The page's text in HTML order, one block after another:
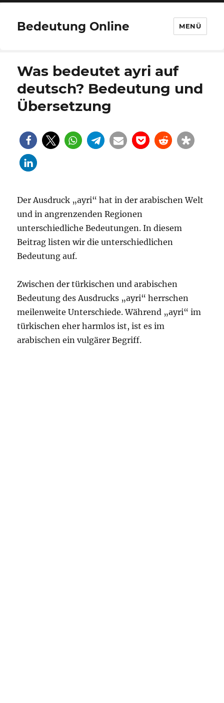
Bedeutung Online MENÜ
Was bedeutet ayri auf
deutsch? Bedeutung und
Übersetzung
Der Ausdruck „ayri“ hat in der arabischen Welt
und in angrenzenden Regionen
unterschiedliche Bedeutungen. In diesem
Beitrag listen wir die unterschiedlichen
Bedeutung auf.
Zwischen der türkischen und arabischen
Bedeutung des Ausdrucks „ayri“ herrschen
meilenweite Unterschiede. Während „ayri“ im
türkischen eher harmlos ist, ist es im
arabischen ein vulgärer Begriff.